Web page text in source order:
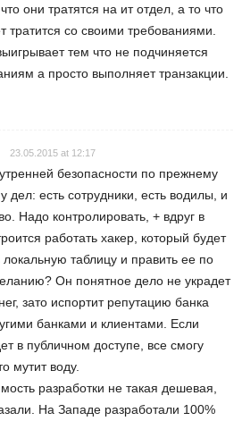
они тратятся на ит отдел, а то что
тратится со своими требованиями.
тем что не подчиняется
а просто выполняет транзакции.
23.05.2015 at 12:17
безопасности по прежнему
дел: есть сотрудники, есть водилы, и
Надо контролировать, + вдруг в
работать хакер, который будет
локальную таблицу и править ее по
Он понятное дело не украдет
зато испортит репутацию банка
банками и клиентами. Если
в публичном доступе, все смогу
мутит воду.
разработки не такая дешевая,
На Западе разработали 100%